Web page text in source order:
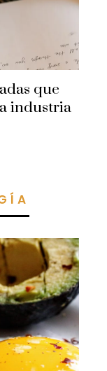
que
industria